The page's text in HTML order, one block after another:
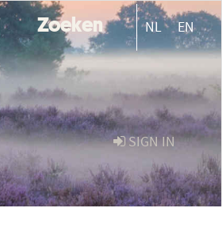
Zoeken NL EN
SIGN IN